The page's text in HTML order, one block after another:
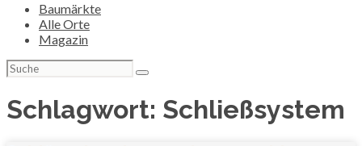
Baumärkte
Alle Orte
Magazin
Suchen
nach:
Schlagwort: Schließsystem